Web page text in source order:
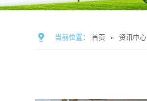
当前位置： 首页 » 资讯中心